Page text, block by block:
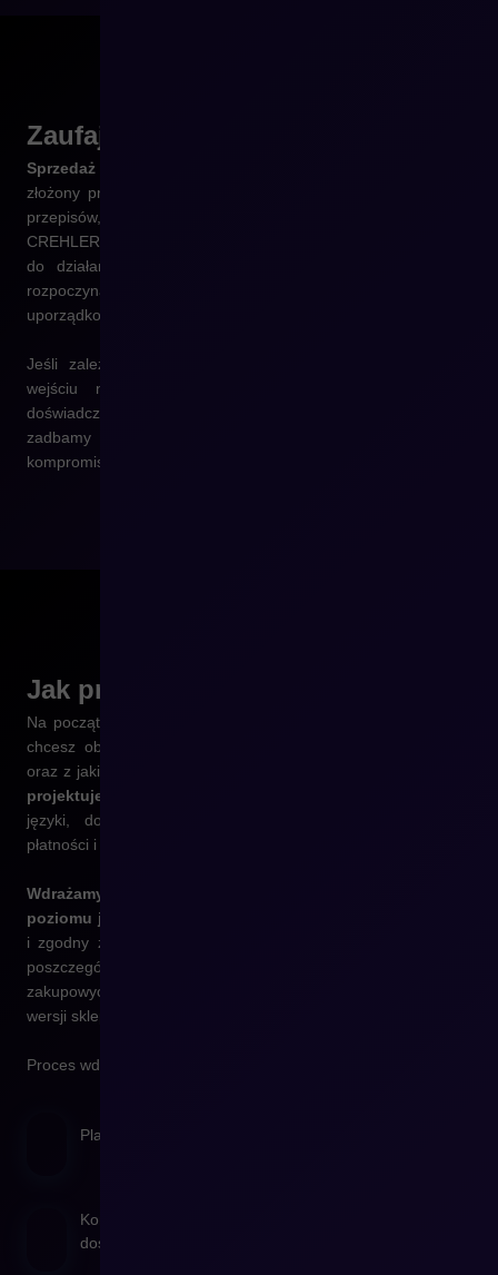
Zaufaj
Sprzedaż zagraniczna to nie tylko kwestia technologii
złożony proces, który wymaga znajomości lokalnych rynków,
przepisów, oczekiwań klientów i technicznych ograniczeń. W
CREHLER od lat wdrażamy sklepy e-commerce przygotowane
do działania w modelu cross-border – zarówno dla firm
rozpoczynających ekspansję, jak i dla tych, które potrzebują
uporządkowania już prowadzonej sprzedaży międzynarodowej.
Jeśli zależy Ci na sprawnym, skalowalnym i bezpiecznym
wejściu na nowe rynki – możesz liczyć na nasze
doświadczenie.
zadbamy o to, by Twój sklep cross-border działał bez
kompromisów.
Jak przebiega
Na początku wspólnie określamy cele ekspansji – które kraje
chcesz obsługiwać, jakie są różnice formalne i operacyjne,
oraz z jakich systemów lokalnych chcesz korzystać. Następnie
projektujemy architekturę Twojego sklepu cross-border
języki, domeny, struktury treści, konfiguracje podatkowe,
płatności i logistyka.
Wdrażamy rozwiązania, które pozwalają zarządzać tym z
poziomu jednej platformy Shopware
i zgodny z lokalnym kontekstem. Testujemy konfiguracje dla
poszczególnych krajów, przeprowadzamy symulacje ścieżek
zakupowych i wspieramy Twój zespół w uruchomieniu nowych
wersji sklepu.
Proces wdrożenia cross-border obejmuje:
Planowanie architektury sprzedaży międzynarodowej
Konfigurację języków, walut, stawek VAT, płatności i
dostaw